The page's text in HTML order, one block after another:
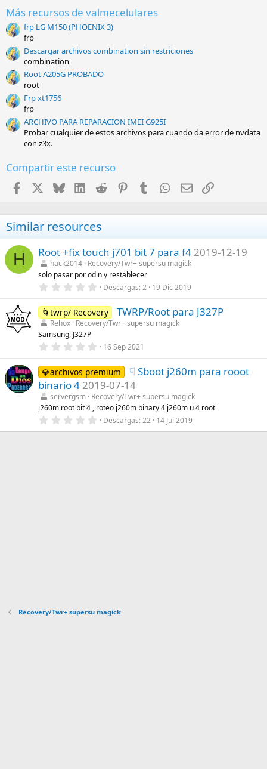
t
r
e
a
s
Más recursos de valmecelulares
frp LG M150 (PHOENIX 3)
frp
Descargar archivos combination sin restriciones
combination
Root A205G PROBADO
root
Frp xt1756
frp
ARCHIVO PARA REPARACION IMEI G925I
Probar cualquier de estos archivos para cuando da error de nvdata
con z3x.
Compartir este recurso
Facebook BlueskyLinkedInReddit PinterestTumblr WhatsApp
EmailEnlace
Similar resources
H Root +fix touch j701 bit 7 para f4 2019-12-19
hack2014 Recovery/Twr+ supersu magick
solo pasar por odin y restablecer
0
0
0
e
s
r
l
l
a
(
s
)
Descargas 2 19 Dic 2019
🌀twrp/ Recovery TWRP/Root para J327P
Rehox Recovery/Twr+ supersu magick
Samsung, J327P
0
0
0
e
s
t
r
e
l
16 Sep 2021
💎archivos premium
☟ Sboot j260m para rooot
binario 4 2019-07-14
servergsm Recovery/Twr+ supersu magick
j260m root bit 4 , roteo j260m binary 4 j260m u 4 root
0
0
Descargas 22 14 Jul 2019
Recovery/Twr+ supersu magick